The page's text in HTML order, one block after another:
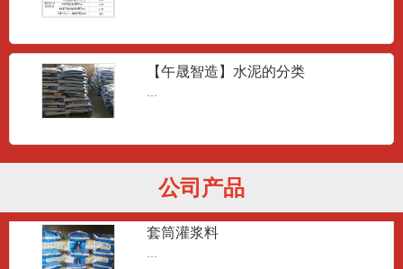
【午晟智造】水泥的分类
...
公司产品
套筒灌浆料